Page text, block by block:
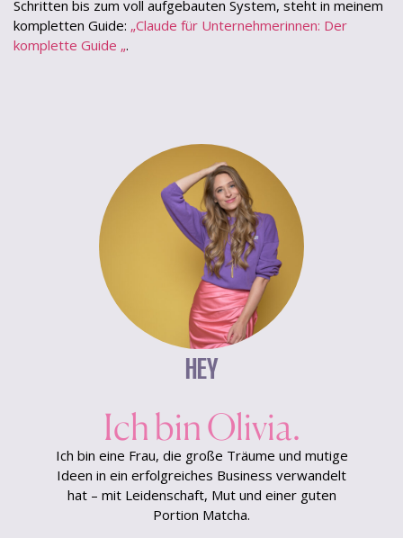
Schritten bis zum voll aufgebauten System, steht in meinem
kompletten Guide: „Claude für Unternehmerinnen: Der
komplette Guide „.
HEY
Ich bin Olivia.
Ich bin eine Frau, die große Träume und mutige
Ideen in ein erfolgreiches Business verwandelt
hat – mit Leidenschaft, Mut und einer guten
Portion Matcha.